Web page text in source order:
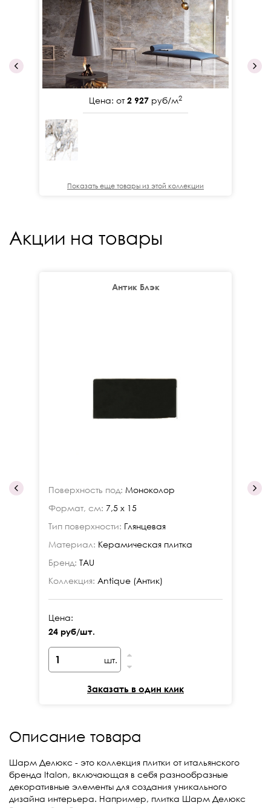
Цена: от2 927 руб/м2
Показать еще товары из этой коллекции
Акции на товары
Антик Блэк
Поверхность под: Моноколор
Формат, см: 7,5 x 15
Тип поверхности: Глянцевая
Материал: Керамическая плитка
Бренд: TAU
Коллекция: Antique (Антик)
Цена:
24 руб/шт.
шт.
Заказать в один клик
Описание товара
Шарм Делюкс - это коллекция плитки от итальянского
бренда Italon, включающая в себя разнообразные
декоративные элементы для создания уникального
дизайна интерьера. Например, плитка Шарм Делюкс